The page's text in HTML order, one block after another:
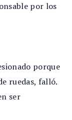
por los
porque
ruedas, falló.
ser